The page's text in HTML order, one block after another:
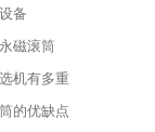
备
磁滚筒
机有多重
的优缺点